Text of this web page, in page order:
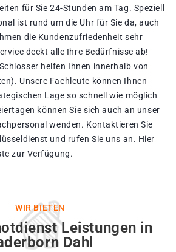
für Sie 24-Stunden am Tag. Speziell
ist rund um die Uhr für Sie da, auch
die Kundenzufriedenheit sehr
deckt alle Ihre Bedürfnisse ab!
helfen Ihnen innerhalb von
Unsere Fachleute können Ihnen
Lage so schnell wie möglich
können Sie sich auch an unser
wenden. Kontaktieren Sie
und rufen Sie uns an. Hier
zur Verfügung.
WIR BIETEN
Leistungen in
Dahl